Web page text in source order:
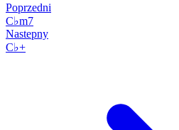
Poprzedni
C♭m7
Nastepny
C♭+